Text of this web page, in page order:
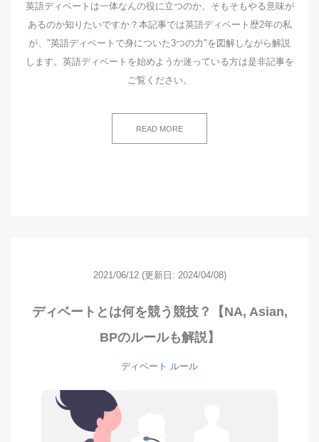
英語ディベートは一体なんの役に立つのか、そもそもやる意味が
あるのか知りたいですか？本記事では英語ディベート歴2年の私
が、"英語ディベートで身についた3つの力"を図解しながら解説
します。英語ディベートを始めようか迷っている方は是非記事を
ご覧ください。
READ MORE
2021/06/12 (更新日: 2024/04/08)
ディベートとは何を競う競技？【NA, Asian,
BPのルールも解説】
ディベート ルール